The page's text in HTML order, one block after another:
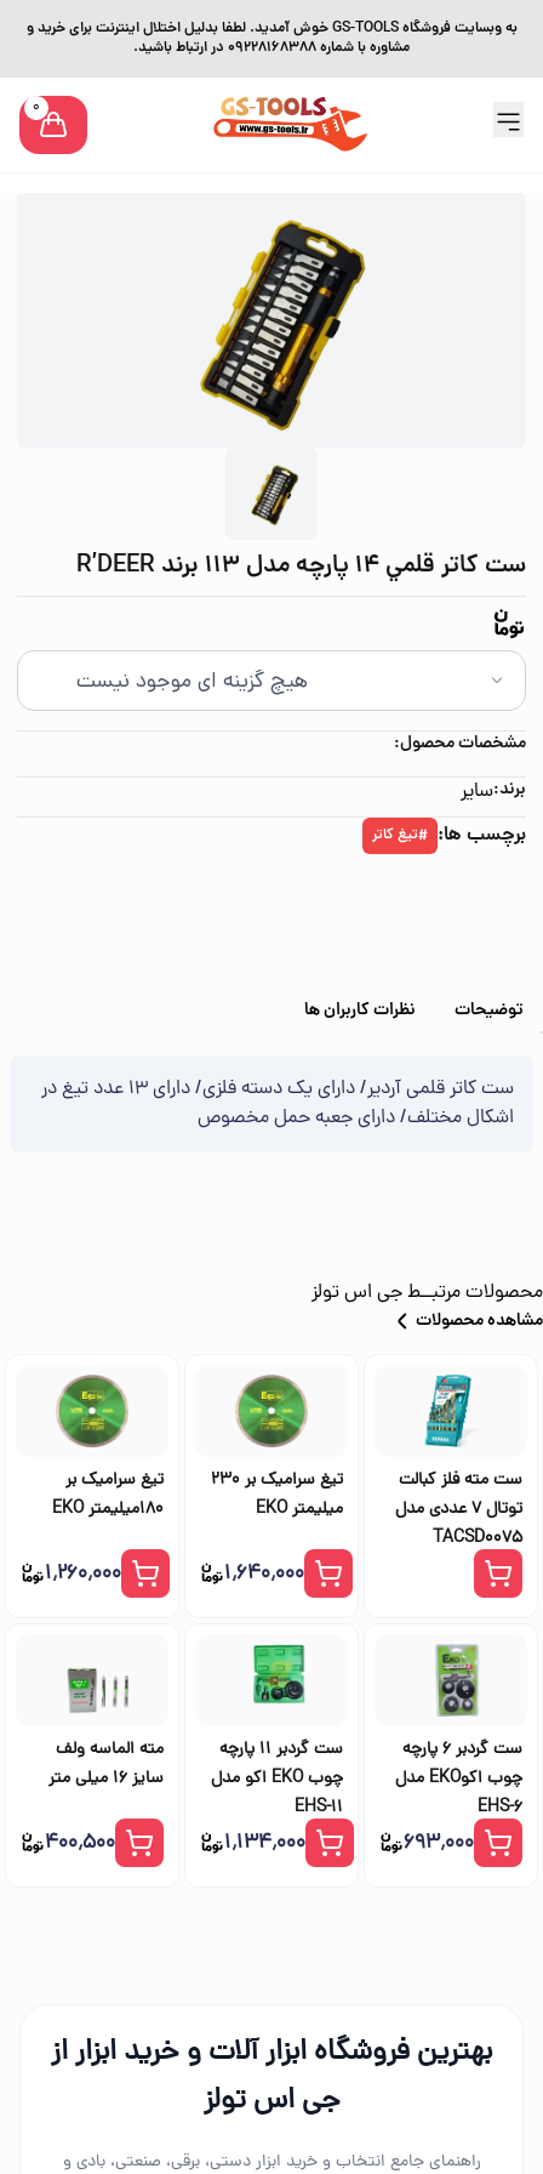
به وبسایت فروشگاه GS-TOOLS خوش آمدید. لطفا بدلیل اختلال اینترنت برای خرید و
مشاوره با شماره 09228168388 در ارتباط باشید.
0
ست کاتر قلمي 14 پارچه مدل 113 برند R’DEER
مشخصات محصول:
برند:سایر
برچسب ها: #تیغ کاتر
توضیحات نظرات کاربران ها
ست کاتر قلمی آردیر/ دارای یک دسته فلزی/ دارای 13 عدد تیغ در
اشکال مختلف/ دارای جعبه حمل مخصوص
محصولات مرتبــطجی اس تولز
مشاهده محصولات
ست مته فلز کبالت
توتال 7 عددی مدل
TACSD0075
تیغ سرامیک بر 230
میلیمتر EKO
۱٬۶۴۰٬۰۰۰
تیغ سرامیک بر
180میلیمتر EKO
۱٬۲۶۰٬۰۰۰
ست گردبر 6 پارچه
چوب اکوEKO مدل
EHS-6
۶۹۳٬۰۰۰
ست گردبر 11 پارچه
چوب EKO اکو مدل
EHS-11
۱٬۱۳۴٬۰۰۰
مته الماسه ولف
سایز 16 میلی متر
۴۰۰٬۵۰۰
بهترین فروشگاه ابزار آلات و خرید ابزار از
جی اس تولز
راهنمای جامع انتخاب و خرید ابزار دستی، برقی، صنعتی، بادی و